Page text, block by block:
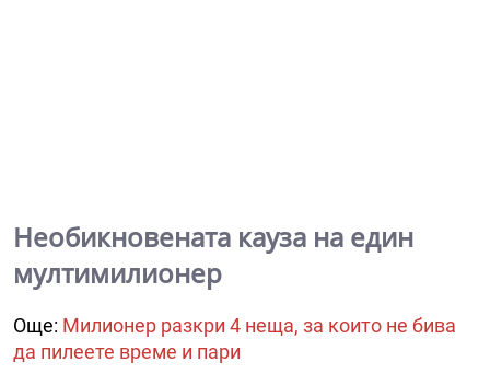
Необикновената кауза на един
мултимилионер
Още: Милионер разкри 4 неща, за които не бива
да пилеете време и пари